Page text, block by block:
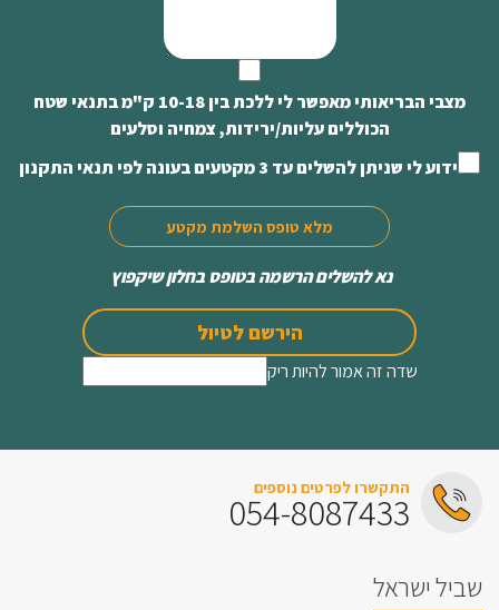
מצבי הבריאותי מאפשר לי ללכת בין 10-18 ק"מ בתנאי שטח
הכוללים עליות/ירידות, צמחיה וסלעים
ידוע לי שניתן להשלים עד 3 מקטעים בעונה לפי תנאי התקנון
מלא טופס השלמת מקטע
נא להשלים הרשמה בטופס בחלון שיקפוץ
הירשם לטיול
שדה זה אמור להיות ריק
התקשרו לפרטים נוספים
054-8087433
שביל ישראל